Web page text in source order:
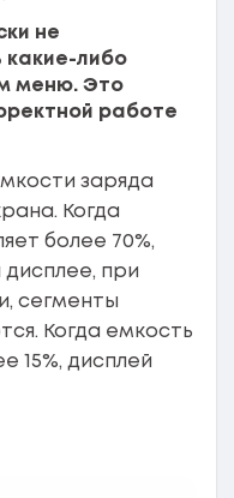
не
какие-либо
меню. Это
работе
заряда
Когда
более 70%,
дисплее, при
сегменты
Когда емкость
15%, дисплей